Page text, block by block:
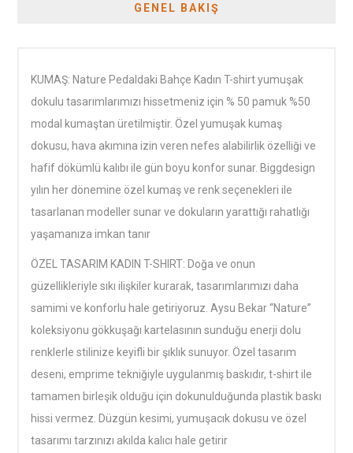
GENEL BAKIŞ
KUMAŞ: Nature Pedaldaki Bahçe Kadın T-shirt yumuşak
dokulu tasarımlarımızı hissetmeniz için % 50 pamuk %50
modal kumaştan üretilmiştir. Özel yumuşak kumaş
dokusu, hava akımına izin veren nefes alabilirlik özelliği ve
hafif dökümlü kalıbı ile gün boyu konfor sunar. Biggdesign
yılın her dönemine özel kumaş ve renk seçenekleri ile
tasarlanan modeller sunar ve dokuların yarattığı rahatlığı
yaşamanıza imkan tanır
ÖZEL TASARIM KADIN T-SHIRT: Doğa ve onun
güzellikleriyle sıkı ilişkiler kurarak, tasarımlarımızı daha
samimi ve konforlu hale getiriyoruz. Aysu Bekar “Nature”
koleksiyonu gökkuşağı kartelasının sunduğu enerji dolu
renklerle stilinize keyifli bir şıklık sunuyor. Özel tasarım
deseni, emprime tekniğiyle uygulanmış baskıdır, t-shirt ile
tamamen birleşik olduğu için dokunulduğunda plastik baskı
hissi vermez. Düzgün kesimi, yumuşacık dokusu ve özel
tasarımı tarzınızı akılda kalıcı hale getirir